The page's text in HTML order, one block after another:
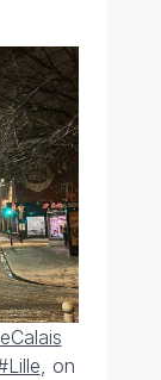
, on